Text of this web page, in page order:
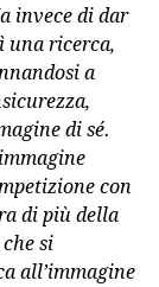
invece di dar
una ricerca,
a
di sé.
con
di più della
si
all’immagine